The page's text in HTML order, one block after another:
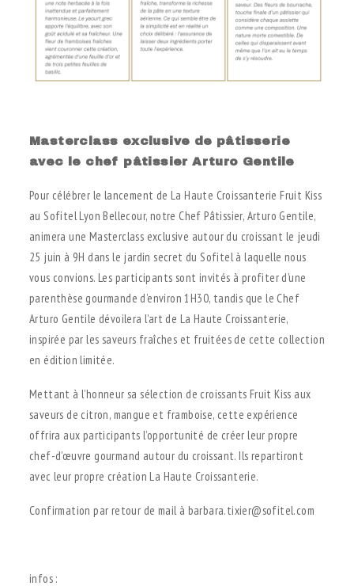
Masterclass exclusive de pâtisserie
avec le chef pâtissier Arturo Gentile
Pour célébrer le lancement de La Haute Croissanterie Fruit Kiss
au Sofitel Lyon Bellecour, notre Chef Pâtissier, Arturo Gentile,
animera une Masterclass exclusive autour du croissant le jeudi
25 juin à 9H dans le jardin secret du Sofitel à laquelle nous
vous convions. Les participants sont invités à profiter d’une
parenthèse gourmande d’environ 1H30, tandis que le Chef
Arturo Gentile dévoilera l’art de La Haute Croissanterie,
inspirée par les saveurs fraîches et fruitées de cette collection
en édition limitée.
Mettant à l’honneur sa sélection de croissants Fruit Kiss aux
saveurs de citron, mangue et framboise, cette expérience
offrira aux participants l’opportunité de créer leur propre
chef-d’œuvre gourmand autour du croissant. Ils repartiront
avec leur propre création La Haute Croissanterie.
Confirmation par retour de mail à barbara.tixier@sofitel.com
infos :